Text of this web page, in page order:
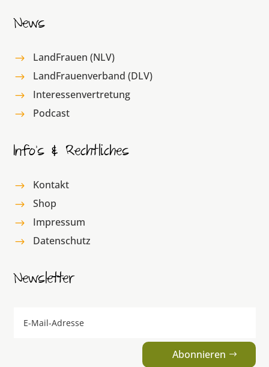
News
$ LandFrauen (NLV)
$ LandFrauenverband (DLV)
$ Interessenvertretung
$ Podcast
Info’s & Rechtliches
$ Kontakt
$ Shop
$ Impressum
$ Datenschutz
Newsletter
Abonnieren